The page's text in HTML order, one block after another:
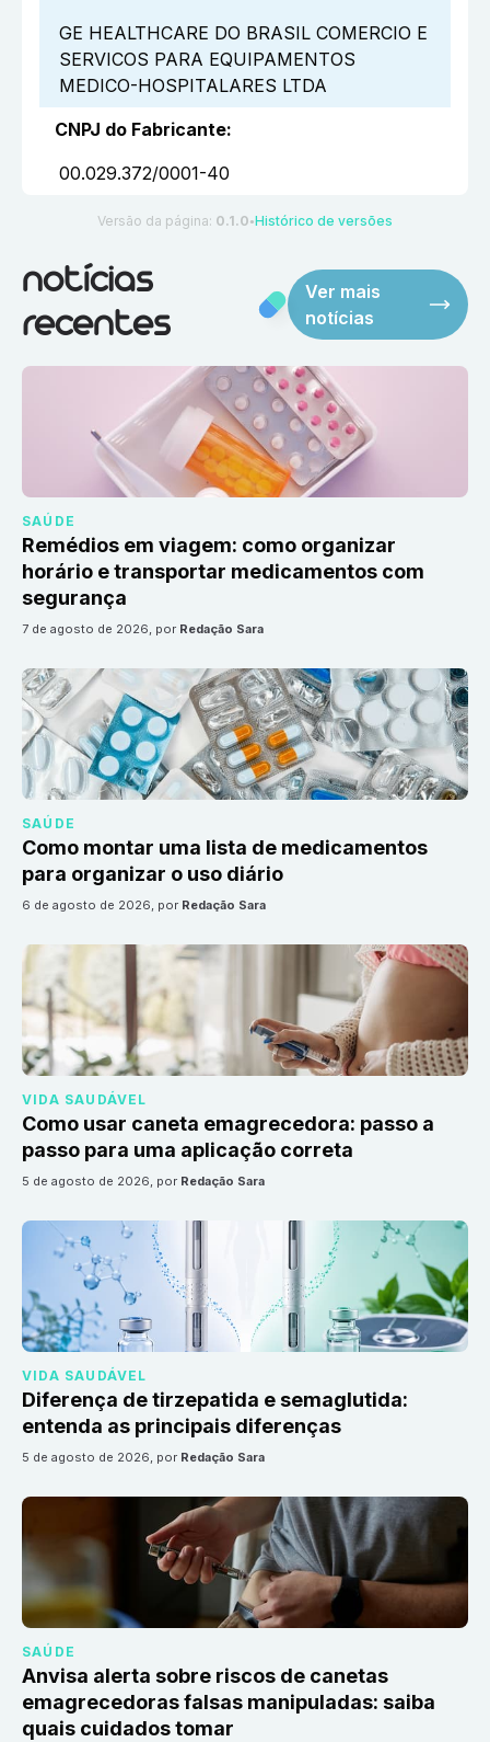
GE HEALTHCARE DO BRASIL COMERCIO E
SERVICOS PARA EQUIPAMENTOS
MEDICO-HOSPITALARES LTDA
CNPJ do Fabricante:
00.029.372/0001-40
Versão da página: 0.1.0 ●Histórico de versões
notícias
recentes
Ver mais
notícias
SAÚDE
Remédios em viagem: como organizar
horário e transportar medicamentos com
segurança
7 de agosto de 2026, por Redação Sara
SAÚDE
Como montar uma lista de medicamentos
para organizar o uso diário
6 de agosto de 2026, por Redação Sara
VIDA SAUDÁVEL
Como usar caneta emagrecedora: passo a
passo para uma aplicação correta
5 de agosto de 2026, por Redação Sara
VIDA SAUDÁVEL
Diferença de tirzepatida e semaglutida:
entenda as principais diferenças
5 de agosto de 2026, por Redação Sara
SAÚDE
Anvisa alerta sobre riscos de canetas
emagrecedoras falsas manipuladas: saiba
quais cuidados tomar